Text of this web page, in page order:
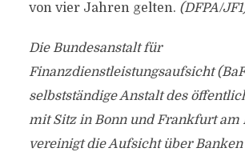
von vier Jahren gelten. (DFPA/
Die Bundesanstalt für
Finanzdienstleistungsaufsicht
selbstständige Anstalt des
mit Sitz in Bonn und Frankfurt am
vereinigt die Aufsicht über